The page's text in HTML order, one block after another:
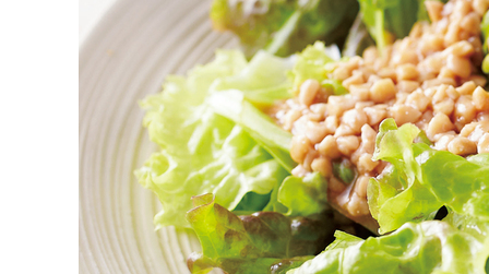
K
エ
デ
ュ
ケ
ー
シ
ョ
ナ
ル
「
み